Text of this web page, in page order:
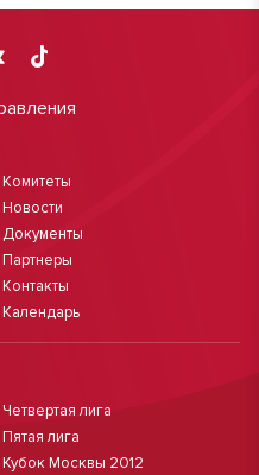
Комитеты
Новости
Документы
Партнеры
Контакты
Календарь
Четвертая лига
Пятая лига
Кубок Москвы 2012